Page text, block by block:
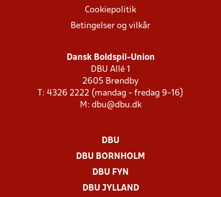
Cookiepolitik
Betingelser og vilkår
Dansk Boldspil-Union
DBU Allé 1
2605 Brøndby
T: 4326 2222 (mandag - fredag 9-16)
M: dbu@dbu.dk
DBU
DBU BORNHOLM
DBU FYN
DBU JYLLAND